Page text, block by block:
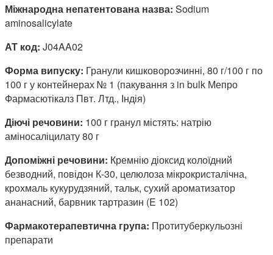
Міжнародна непатентована назва: Sodium
aminosalicylate
АТ код: J04AA02
Форма випуску: Гранули кишковорозчинні, 80 г/100 г по
100 г у контейнерах № 1 (пакування з in bulk Мепро
Фармасютікалз Пвт. Лтд., Індія)
Діючі речовини: 100 г гранул містять: натрію
аміносаліцилату 80 г
Допоміжні речовини: Кремнію діоксид колоїдний
безводний, повідон К-30, целюлоза мікрокристалічна,
крохмаль кукурудзяний, тальк, сухий ароматизатор
ананасний, барвник тартразин (E 102)
Фармакотерапевтична група: Протитуберкульозні
препарати